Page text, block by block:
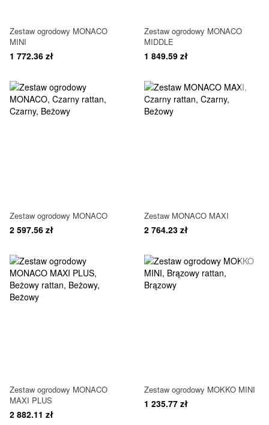
Zestaw ogrodowy MONACO
MINI
1 772.36 zł
Zestaw ogrodowy MONACO
MIDDLE
1 849.59 zł
Zestaw ogrodowy MONACO
2 597.56 zł
Zestaw MONACO MAXI
2 764.23 zł
Zestaw ogrodowy MONACO
MAXI PLUS
2 882.11 zł
Zestaw ogrodowy MOKKO MINI
1 235.77 zł